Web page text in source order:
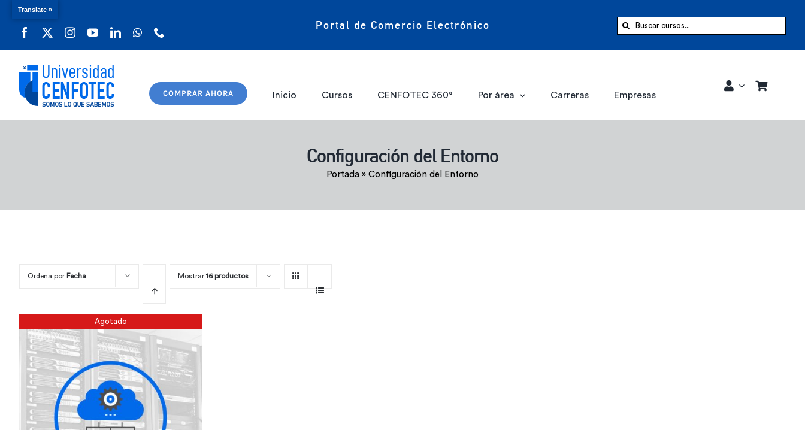
Portal de Comercio Electrónico Buscar:
COMPRAR AHORA Inicio Cursos CENFOTEC 360° Por área Carreras Empresas
Configuración del Entorno
Portada » Configuración del Entorno
Ordena por Fecha Mostrar 16 productos
Agotado
Translate »